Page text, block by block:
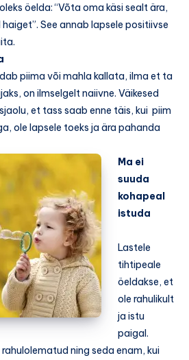
öelda: “Võta oma käsi sealt ära,
See annab lapsele positiivse
piima või mahla kallata, ilma et ta
on ilmselgelt naiivne. Väikesed
et tass saab enne täis, kui piim
ole lapsele toeks ja ära pahanda
Ma ei
suuda
kohapeal
istuda
Lastele
tihtipeale
öeldakse, et
ole rahulikult
ja istu
paigal.
ning seda enam, kui